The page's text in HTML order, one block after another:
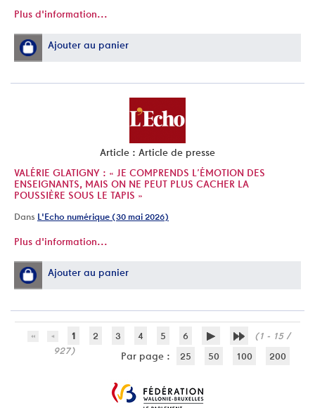
Plus d'information...
Ajouter au panier
Article : Article de presse
VALÉRIE GLATIGNY : « JE COMPRENDS L’ÉMOTION DES
ENSEIGNANTS, MAIS ON NE PEUT PLUS CACHER LA
POUSSIÈRE SOUS LE TAPIS »
Dans L'Echo numérique (30 mai 2026)
Plus d'information...
Ajouter au panier
1 2 3 4 5 6
(1 - 15 /
927)
Par page : 25 50 100 200